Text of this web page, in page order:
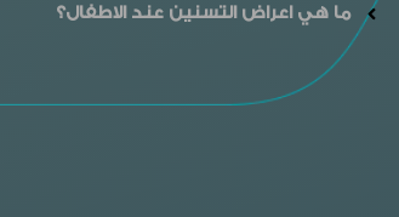
ما هي اعراض التسنين عند الاطفال​؟